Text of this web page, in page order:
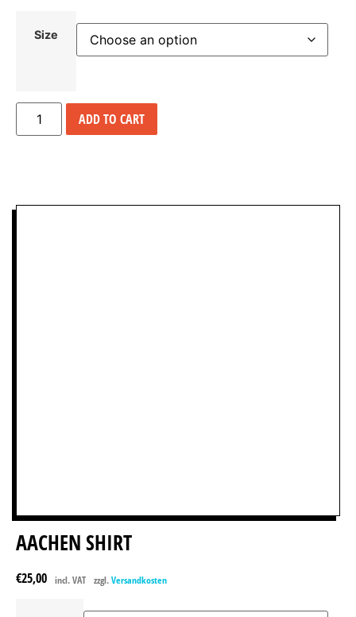
Size
ADD TO CART
AACHEN SHIRT
€25,00 incl. VAT zzgl. Versandkosten